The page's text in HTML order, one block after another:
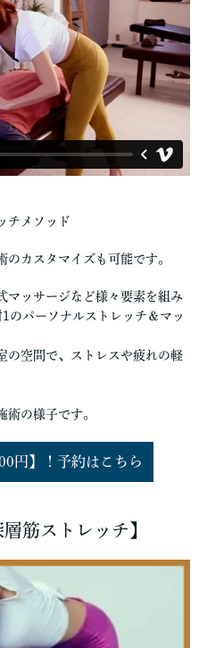
チメソッド
カスタマイズも可能です。
マッサージなど様々要素を組み
のパーソナルストレッチ＆マッ
の空間で、ストレスや疲れの軽
の様子です。
円】！予約はこちら
筋ストレッチ】